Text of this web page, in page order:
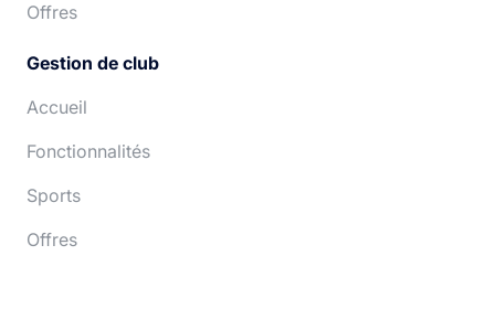
Offres
Gestion de club
Accueil
Fonctionnalités
Sports
Offres